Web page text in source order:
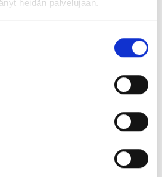
heidän palvelujaan.